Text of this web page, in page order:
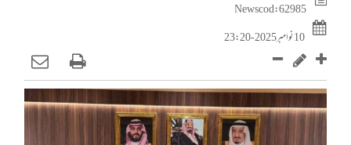
News cod : 62985
10 نوامبر 2025 - 23:20